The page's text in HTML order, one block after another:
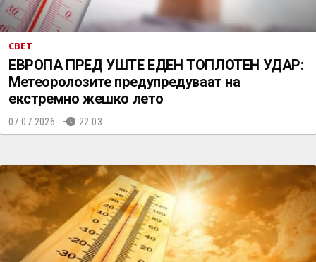
СВЕТ
ЕВРОПА ПРЕД УШТЕ ЕДЕН ТОПЛОТЕН УДАР:
Метеоролозите предупредуваат на
екстремно жешко лето
07.07.2026. 22:03